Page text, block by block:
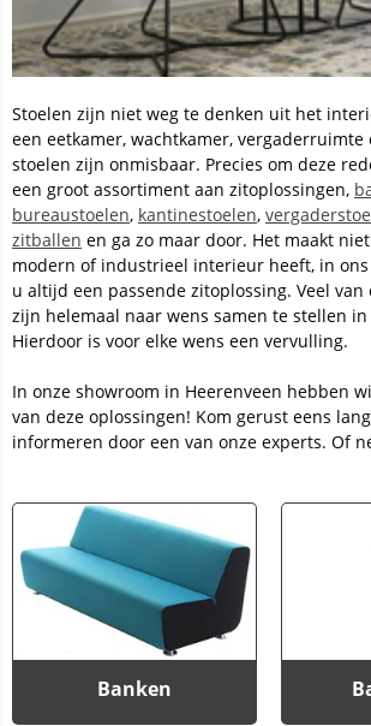
Stoelen zijn niet weg te denken uit het
een eetkamer, wachtkamer, vergaderruimte
stoelen zijn onmisbaar. Precies om deze
een groot assortiment aan zitoplossingen,
bureaustoelen, kantinestoelen,
zitballen en ga zo maar door. Het maakt
modern of industrieel interieur heeft, in
u altijd een passende zitoplossing. Veel van
zijn helemaal naar wens samen te stellen
Hierdoor is voor elke wens een vervulling.
In onze showroom in Heerenveen hebben
van deze oplossingen! Kom gerust eens
informeren door een van onze experts. Of
Banken